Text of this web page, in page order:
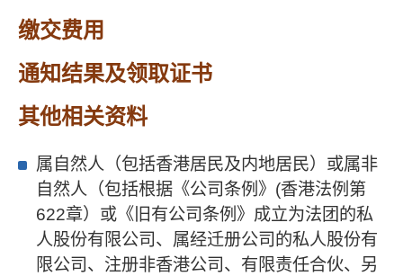
缴交费用
通知结果及领取证书
其他相关资料
属自然人（包括香港居民及内地居民）或属非
自然人（包括根据《公司条例》(香港法例第
622章）或《旧有公司条例》成立为法团的私
人股份有限公司、属经迁册公司的私人股份有
限公司、注册非香港公司、有限责任合伙、另